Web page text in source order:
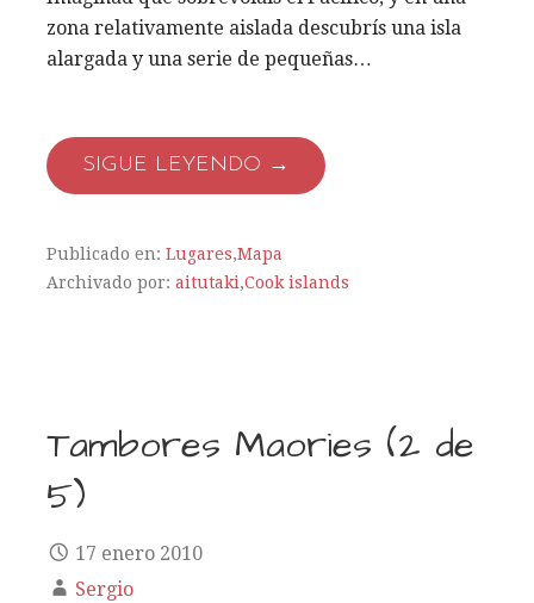
zona relativamente aislada descubrís una isla
alargada y una serie de pequeñas…
SIGUE LEYENDO →
Publicado en: Lugares,Mapa
Archivado por: aitutaki,Cook islands
Tambores Maories (2 de
5)
17 enero 2010
Sergio